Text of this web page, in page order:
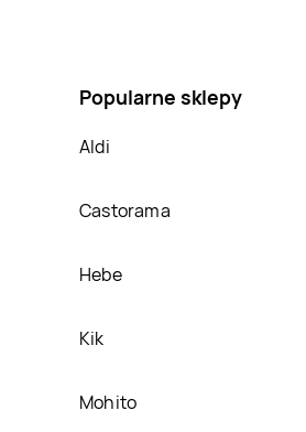
Popularne sklepy
Aldi
Castorama
Hebe
Kik
Mohito